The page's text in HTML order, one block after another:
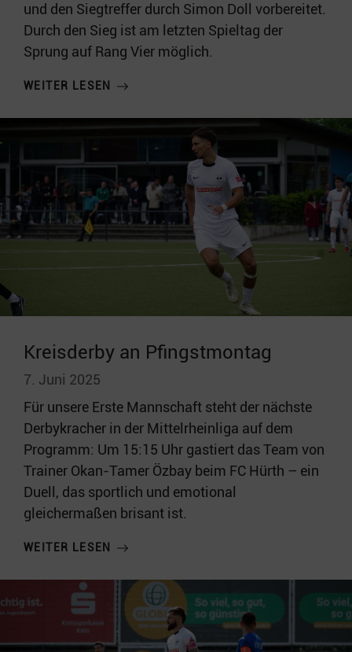
und den Siegtreffer durch Simon Doll vorbereitet.
Durch den Sieg ist am letzten Spieltag der
Sprung auf Rang Vier möglich.
WEITER LESEN
Kreisderby an Pfingstmontag
7. Juni 2025
Für unsere Erste Mannschaft steht der nächste
Derbykracher in der Mittelrheinliga auf dem
Programm: Um 15:15 Uhr gastiert das Team von
Trainer Okan-Tamer Özbay beim FC Hürth – ein
Duell, das sportlich und emotional
gleichermaßen brisant ist.
WEITER LESEN